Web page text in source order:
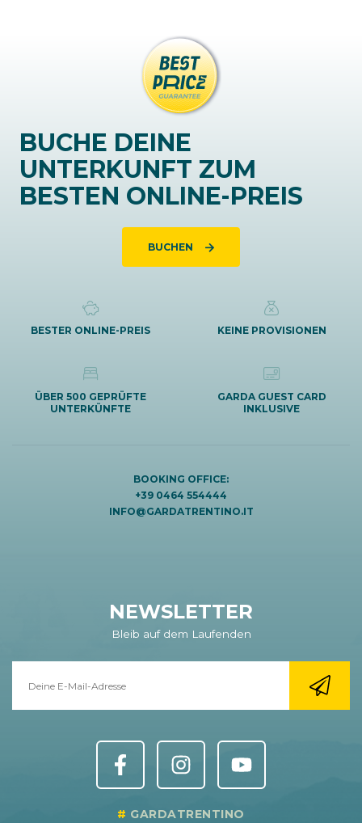
BUCHE DEINE
UNTERKUNFT ZUM
BESTEN ONLINE-PREIS
BUCHEN
BESTER ONLINE-PREIS KEINE PROVISIONEN
ÜBER 500 GEPRÜFTE
UNTERKÜNFTE
GARDA GUEST CARD
INKLUSIVE
BOOKING OFFICE:
+39 0464 554444
INFO@GARDATRENTINO.IT
NEWSLETTER
Bleib auf dem Laufenden
GARDATRENTINO